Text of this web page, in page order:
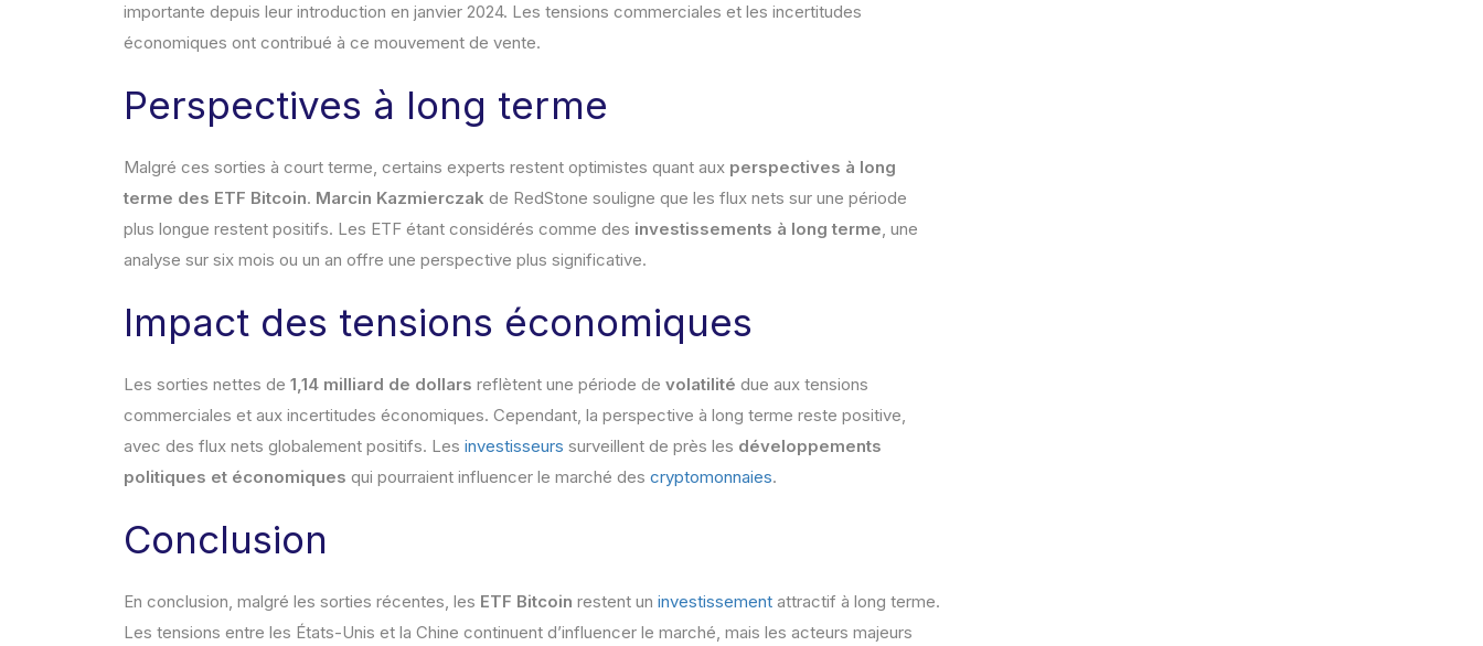
importante depuis leur introduction en janvier 2024. Les tensions commerciales et les incertitudes
économiques ont contribué à ce mouvement de vente.
Perspectives à long terme
Malgré ces sorties à court terme, certains experts restent optimistes quant aux perspectives à long
terme des ETF Bitcoin. Marcin Kazmierczak de RedStone souligne que les flux nets sur une période
plus longue restent positifs. Les ETF étant considérés comme des investissements à long terme, une
analyse sur six mois ou un an offre une perspective plus significative.
Impact des tensions économiques
Les sorties nettes de 1,14 milliard de dollars reflètent une période de volatilité due aux tensions
commerciales et aux incertitudes économiques. Cependant, la perspective à long terme reste positive,
avec des flux nets globalement positifs. Les investisseurs surveillent de près les développements
politiques et économiques qui pourraient influencer le marché des cryptomonnaies.
Conclusion
En conclusion, malgré les sorties récentes, les ETF Bitcoin restent un investissement attractif à long terme.
Les tensions entre les États-Unis et la Chine continuent d’influencer le marché, mais les acteurs majeurs